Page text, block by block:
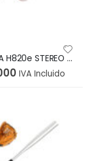
DIADEMA H820e STEREO Logitech Corporativo Biaural Inalámbrico Receptor USB Compatible Win-Mac Micrófono Suspensión Ruido Controles Integrados Alcance 100Metros Garantía 2Años-NEGRO
IVA Incluido